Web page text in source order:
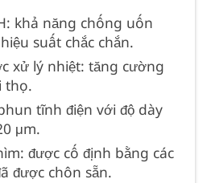
khả năng chống uốn
suất chắc chắn.
xử lý nhiệt: tăng cường
thọ.
tĩnh điện với độ dày
μm.
được cố định bằng các
được chôn sẵn.